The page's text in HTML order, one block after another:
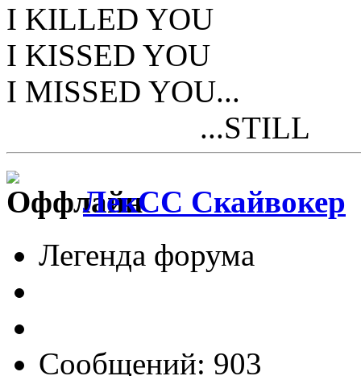
I KILLED YOU
I KISSED YOU
I MISSED YOU...
...STILL
ЛекСС Скайвокер
Легенда форума
Сообщений: 903